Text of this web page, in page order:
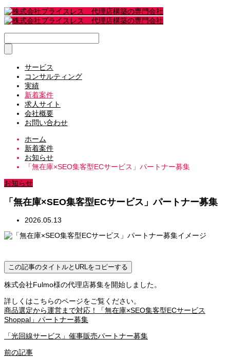
サービス
コンサルティング
実績
新着案件
求人サイト
会社概要
お問い合わせ
ホーム
新着案件
お知らせ
「無在庫×SEO集客型ECサービス」パートナー募集
お知らせ
「無在庫×SEO集客型ECサービス」パートナー募集
2026.05.13
この記事のタイトルとURLをコピーする
株式会社Fulmo様の代理店募集を開始しました。
詳しくはこちらのページをご覧ください。
商品選定から運営まで対応！「無在庫×SEO集客型ECサービス
Shoppal」パートナー募集
「光回線サービス」催事販売パートナー募集
前の記事